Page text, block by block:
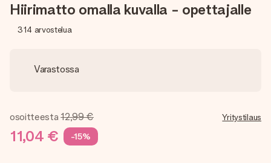
Hiirimatto omalla kuvalla - opettajalle
314 arvostelua
Varastossa
osoitteesta 12,99 €
11,04 € -15%
Yritystilaus